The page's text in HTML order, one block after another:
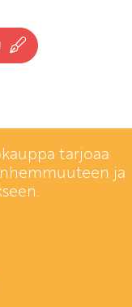
tarjoaa
ja